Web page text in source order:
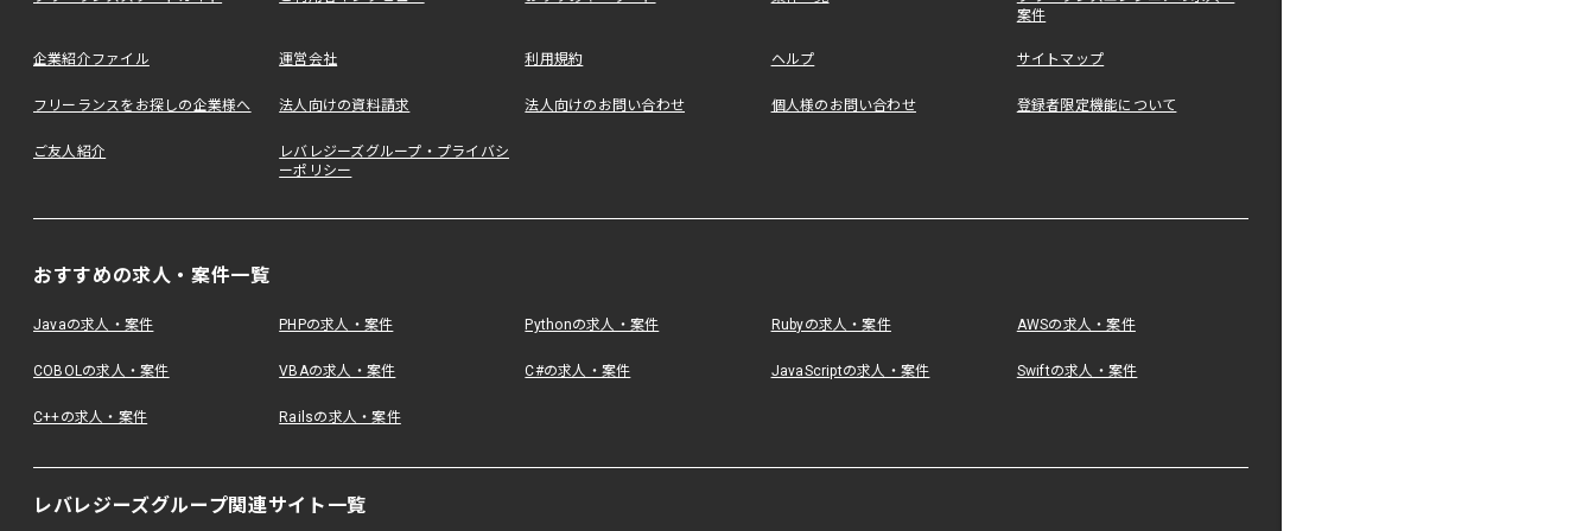
案件
企業紹介ファイル 運営会社 利用規約 ヘルプ サイトマップ
フリーランスをお探しの企業様へ 法人向けの資料請求 法人向けのお問い合わせ 個人様のお問い合わせ 登録者限定機能について
ご友人紹介
レバレジーズグループ・プライバシ
ーポリシー
おすすめの求人・案件一覧
Javaの求人・案件 PHPの求人・案件 Pythonの求人・案件 Rubyの求人・案件 AWSの求人・案件
COBOLの求人・案件 VBAの求人・案件 C#の求人・案件 JavaScriptの求人・案件 Swiftの求人・案件
C++の求人・案件 Railsの求人・案件
レバレジーズグループ関連サイト一覧